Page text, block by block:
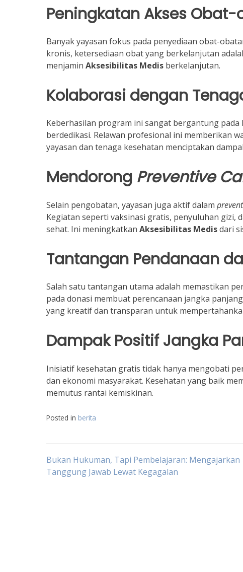
Peningkatan Akses Obat-
Banyak yayasan fokus pada penyediaan obat-
kronis, ketersediaan obat yang berkelanjutan
menjamin Aksesibilitas Medis berkelanjutan.
Kolaborasi dengan
Keberhasilan program ini sangat bergantung
berdedikasi. Relawan profesional ini memberikan
yayasan dan tenaga kesehatan menciptakan
Mendorong Preventive
Selain pengobatan, yayasan juga aktif dalam
Kegiatan seperti vaksinasi gratis, penyuluhan gizi,
sehat. Ini meningkatkan Aksesibilitas Medisdari
Tantangan Pendanaan
Salah satu tantangan utama adalah memastikan
pada donasi membuat perencanaan jangka
yang kreatif dan transparan untuk
Dampak Positif Jangka
Inisiatif kesehatan gratis tidak hanya mengobati
dan ekonomi masyarakat. Kesehatan yang baik
memutus rantai kemiskinan.
Posted in berita
Navigasi
Bukan Hukuman, Tapi Pembelajaran: Mengajarkan
Tanggung Jawab Lewat Kegagalan